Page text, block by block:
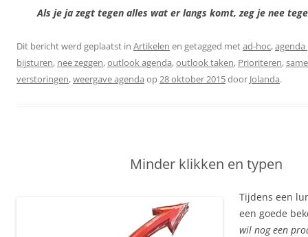
Als je ja zegt tegen alles wat er langs komt, zeg je nee
Dit bericht werd geplaatst in Artikelen en getagged metad-hoc,
bijsturen, nee zeggen,outlook agenda,outlook taken, Prioriteren,
verstoringen,weergave agenda op 28 oktober 2015door Jolanda.
Minder klikken en typen
Tijdens een
een goede
wil nog een